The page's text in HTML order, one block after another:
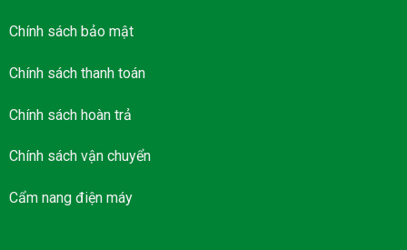
Chính sách bảo mật
Chính sách thanh toán
Chính sách hoàn trả
Chính sách vận chuyển
Cẩm nang điện máy